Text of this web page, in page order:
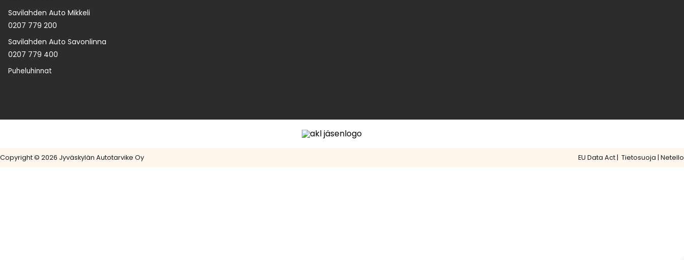
Savilahden Auto Mikkeli
0207 779 200
Savilahden Auto Savonlinna
0207 779 400
Puheluhinnat
Copyright © 2026 Jyväskylän Autotarvike Oy EU Data Act | Tietosuoja | Netello